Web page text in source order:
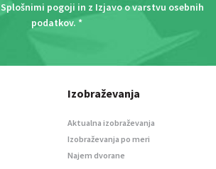
Splošnimi pogoji in z Izjavo o varstvu osebnih
podatkov. *
Izobraževanja
Aktualna izobraževanja
Izobraževanja po meri
Najem dvorane